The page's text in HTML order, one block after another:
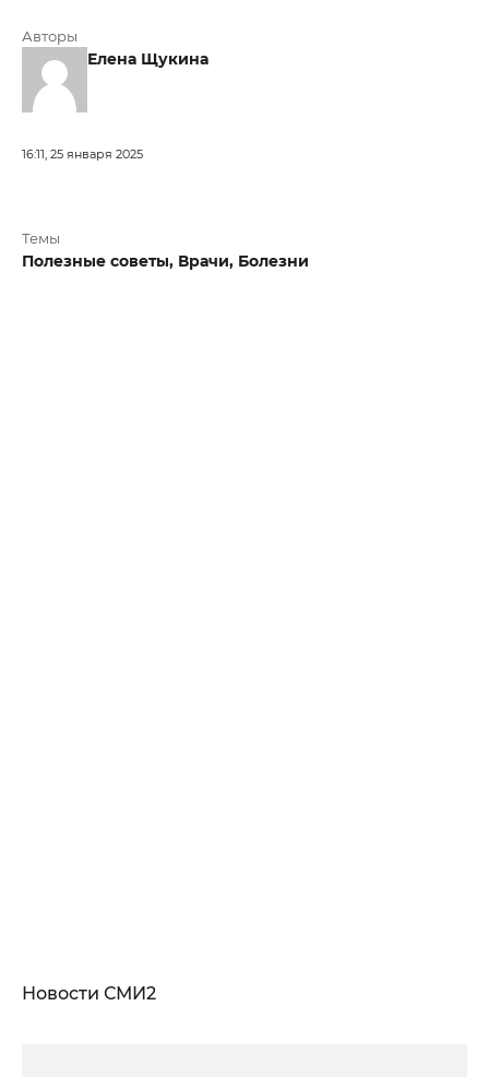
Авторы
Елена Щукина
16:11, 25 января 2025
Темы
Полезные советы, Врачи, Болезни
Новости СМИ2